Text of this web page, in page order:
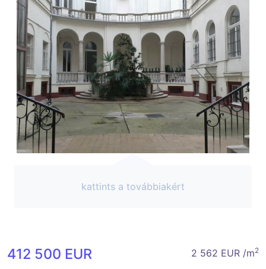
kattints a továbbiakért
412 500 EUR 2 562 EUR /m2